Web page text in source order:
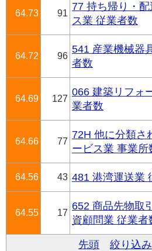
64.73 91
77 持ち帰り・
ス業 従業者数
64.72 96
541 産業機械器
者数
64.69 127
066 建築リフォ
業者数
64.66 77
72H 他に分類さ
ービス業 事業所
64.56 43 481 港湾運送業
64.55 17
652 商品先物取
資顧問業 従業者
先頭 絞り込み